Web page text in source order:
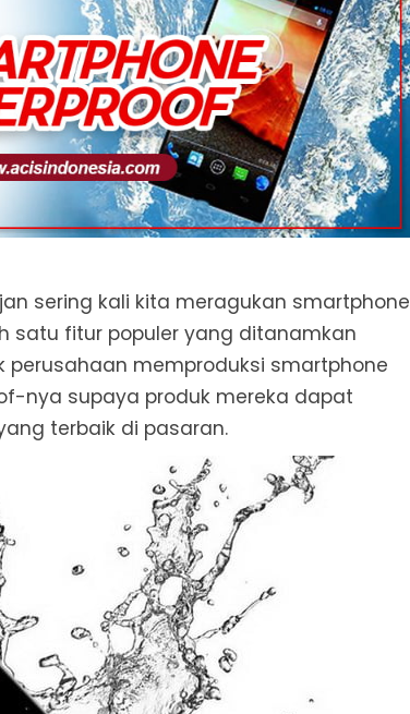
sering kali kita meragukan smartphone
satu fitur populer yang ditanamkan
memproduksi smartphone
nya supaya produk mereka dapat
terbaik di pasaran.